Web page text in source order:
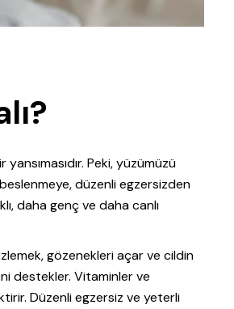
Peki, yüzümüzü
düzenli egzersizden
daha genç ve daha canlı
gözenekleri açar ve cildin
destekler. Vitaminler ve
Düzenli egzersiz ve yeterli